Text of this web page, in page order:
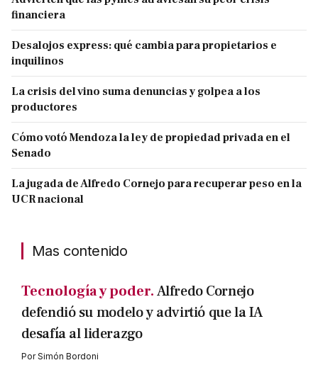
financiera
Desalojos express: qué cambia para propietarios e
inquilinos
La crisis del vino suma denuncias y golpea a los
productores
Cómo votó Mendoza la ley de propiedad privada en el
Senado
La jugada de Alfredo Cornejo para recuperar peso en la
UCR nacional
Mas contenido
Tecnología y poder.Alfredo Cornejo
defendió su modelo y advirtió que la IA
desafía al liderazgo
PorSimón Bordoni